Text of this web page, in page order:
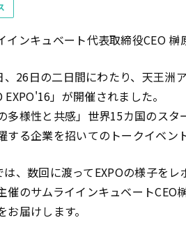
インキュベート代表取締役CEO 榊
26日の二日間にわたり、天王洲
EXPO'16」が開催されました。
多様性と共感」世界15カ国のス
する企業を招いてのトークイベン
、数回に渡ってEXPOの様子をレ
催のサムライインキュベートCEO
お届けします。